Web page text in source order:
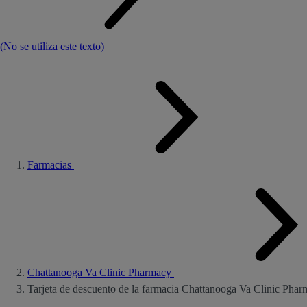
(No se utiliza este texto)
Farmacias
Chattanooga Va Clinic Pharmacy
Tarjeta de descuento de la farmacia Chattanooga Va Clinic